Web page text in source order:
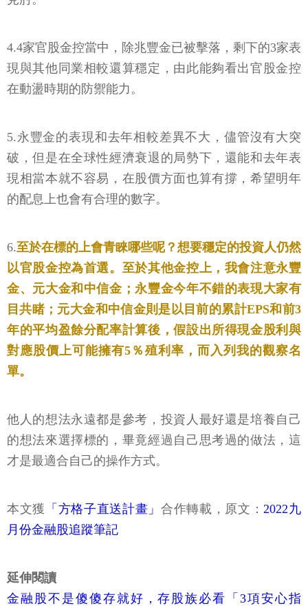
4.4家官股金控當中，除兆豐金已被擊落，剩下的3家表
現與其他同業相較還算穩定，由此能夠看出官股金控
在動盪時期的防禦能力。
5.永豐金的表現和去年相較差異不大，儘管沒有大突
破，但是在全球性經濟衰退的局勢下，還能和去年表
現相當本就不容易，在股價方面也算有撐，希望明年
的配息上也會有合理的數字。
6.至於在標的上會青睞哪些呢？想要穩定的投資人仍然
以官股金控為首選。至於其他金控上，我會注意永豐
金、元大金和中信金；永豐金今年不錯的表現大家有
目共睹；元大金和中信金則是以目前的累計EPS和前3
年的平均盈餘分配率計算後，假設出所得現金股利與
對應股價上可能擁有5％殖利率，而入列我的觀察名
單。
他人的想法永遠都是參考，投資人最好還是培養自己
的想法來選擇標的，畢竟經過自己思考過的做法，這
才是最適合自己的操作方式。
本文獲 「方格子直送計畫」 合作轉載，原文：2022九
月份金融股追蹤筆記
延伸閱讀
金融股不是傻傻存就好，存股族必看「3項安心指